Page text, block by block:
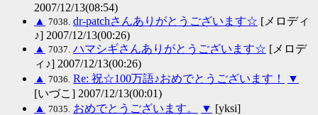
2007/12/13(08:54)
▲ 7038. dr-patchさんありがとうございます☆ [メロディ
♪] 2007/12/13(00:26)
▲ 7037. ハマシギさんありがとうございます☆ [メロデ
ィ♪] 2007/12/13(00:26)
▲ 7036. Re: 祝☆100万語♪おめでとうございます！
▼
[いづこ] 2007/12/13(00:01)
▲ 7035. おめでとうございます。 ▼ [yksi]